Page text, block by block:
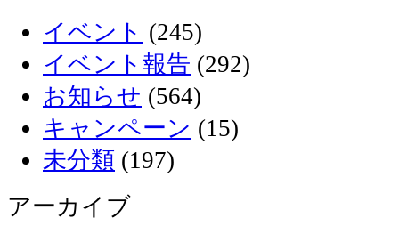
イベント (245)
イベント報告 (292)
お知らせ (564)
キャンペーン (15)
未分類 (197)
アーカイブ